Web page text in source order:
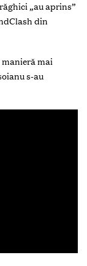
„au aprins”
din
mai
s-au